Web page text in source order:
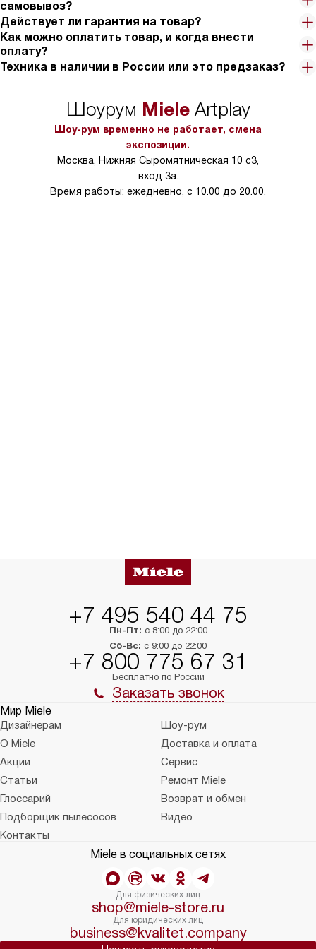
самовывоз?
Действует ли гарантия на товар?
Как можно оплатить товар, и когда внести
оплату?
Техника в наличии в России или это предзаказ?
Шоурум MieleArtplay
Шоу-рум временно не работает, смена
экспозиции.
Москва, Нижняя Сыромятническая 10 с3,
вход 3а.
Время работы: ежедневно, с 10.00 до 20.00.
+7 495 540 44 75
Пн-Пт: с 8:00 до 22:00
Сб-Вс: с 9:00 до 22:00
+7 800 775 67 31
Бесплатно по России
Заказать звонок
Мир Miele
Дизайнерам
Шоу-рум
О Miele
Доставка и оплата
Акции
Сервис
Статьи
Ремонт Miele
Глоссарий
Возврат и обмен
Подборщик пылесосов
Видео
Контакты
Miele в социальных сетях
Для физических лиц
shop@miele-store.ru
Для юридических лиц
business@kvalitet.company